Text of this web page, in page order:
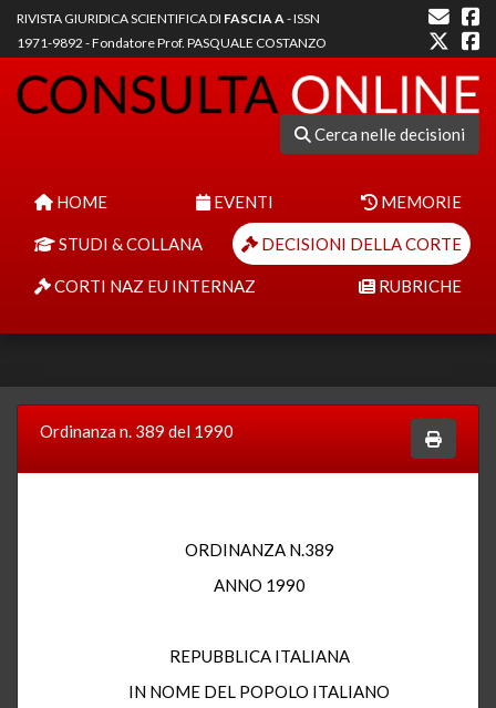
RIVISTA GIURIDICA SCIENTIFICA DI FASCIA A- ISSN
1971-9892 - Fondatore Prof. PASQUALE COSTANZO
Cerca nelle decisioni
HOME EVENTI MEMORIE
STUDI & COLLANA DECISIONI DELLA CORTE
CORTI NAZ EU INTERNAZ RUBRICHE
Ordinanza n. 389 del 1990
ORDINANZA N.389
ANNO 1990
REPUBBLICA ITALIANA
IN NOME DEL POPOLO ITALIANO